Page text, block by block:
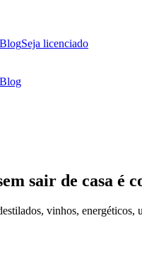
BlogSeja licenciado
Blog
sair de casa é
vinhos,